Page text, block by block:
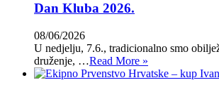
Dan Kluba 2026.
08/06/2026
U nedjelju, 7.6., tradicionalno smo
druženje, …Read More »